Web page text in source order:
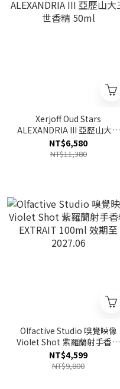
Xerjoff Oud Stars
ALEXANDRIA III 亞歷山大三
世香精 50ml
NT$6,580
NT$11,380
Olfactive Studio 嗅覺映像
Violet Shot 紫羅蘭射手香精
EXTRAIT 100ml 效期至
2027.06
NT$4,599
NT$9,800